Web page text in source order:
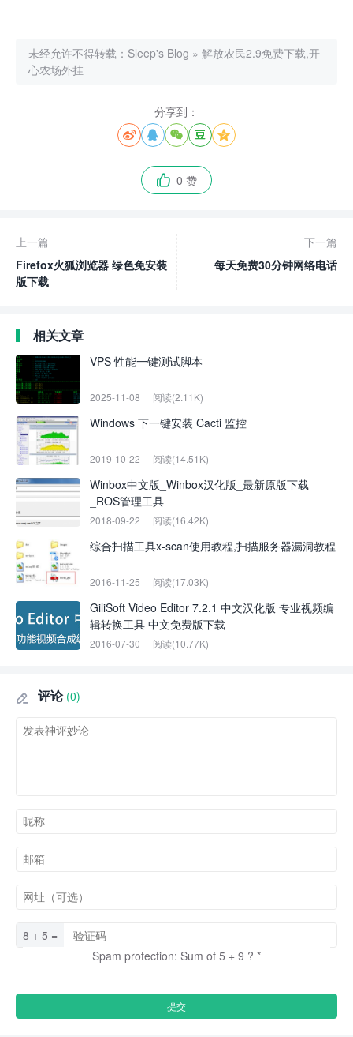
未经允许不得转载： Sleep's Blog » 解放农民2.9免费下载,开
心农场外挂
分享到：
    
 0 赞
上一篇
Firefox火狐浏览器 绿色免安装
版下载
下一篇
每天免费30分钟网络电话
相关文章
VPS 性能一键测试脚本
2025-11-08 阅读(2.11K)
Windows 下一键安装 Cacti 监控
2019-10-22 阅读(14.51K)
Winbox中文版_Winbox汉化版_最新原版下载
_ROS管理工具
2018-09-22 阅读(16.42K)
综合扫描工具x-scan使用教程,扫描服务器漏洞教程
2016-11-25 阅读(17.03K)
GiliSoft Video Editor 7.2.1 中文汉化版 专业视频编
辑转换工具 中文免费版下载
2016-07-30 阅读(10.77K)
 评论 (0)
8 + 5 =
Spam protection: Sum of 5 + 9 ? *